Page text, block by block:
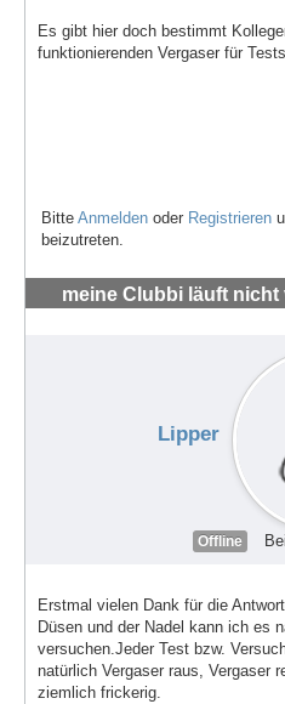
Es gibt hier doch bestimmt
funktionierenden Vergaser für
Bitte Anmelden oder Registrieren
beizutreten.
meine Clubbi läuft
Lipper
Offline
Erstmal vielen Dank für die
Düsen und der Nadel kann ich es
versuchen.Jeder Test bzw.
natürlich Vergaser raus, Vergaser
ziemlich frickerig.